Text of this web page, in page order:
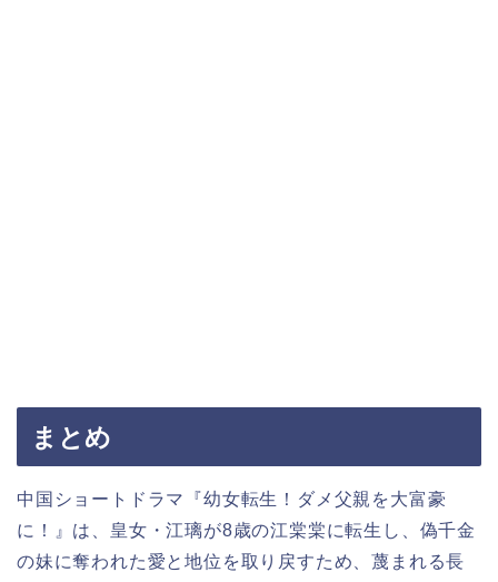
まとめ
中国ショートドラマ『幼女転生！ダメ父親を大富豪
に！』は、皇女・江璃が8歳の江棠棠に転生し、偽千金
の妹に奪われた愛と地位を取り戻すため、蔑まれる長